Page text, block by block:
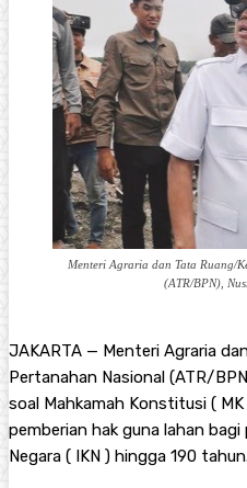
Menteri Agraria dan Tata Ruang/
(ATR/BPN),
JAKARTA — Menteri Agraria
Pertanahan Nasional (ATR/
soal Mahkamah Konstitusi (
pemberian hak guna lahan
Negara ( IKN ) hingga 190